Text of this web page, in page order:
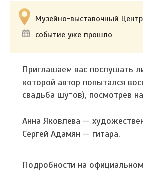
Музейно-выставочный
событие уже прошло
Приглашаем вас послушать
которой автор попытался
свадьба шутов), посмотрев
Анна Яковлева —
Сергей Адамян — гитара.
Подробности на